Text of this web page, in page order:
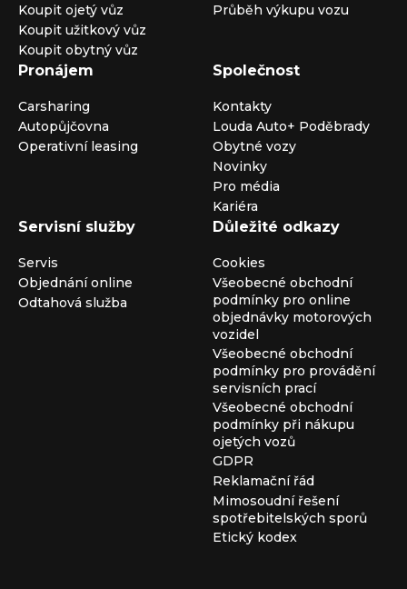
Koupit ojetý vůz
Koupit užitkový vůz
Koupit obytný vůz
Průběh výkupu vozu
Pronájem
Carsharing
Autopůjčovna
Operativní leasing
Společnost
Kontakty
Louda Auto+ Poděbrady
Obytné vozy
Novinky
Pro média
Kariéra
Servisní služby
Servis
Objednání online
Odtahová služba
Důležité odkazy
Cookies
Všeobecné obchodní
podmínky pro online
objednávky motorových
vozidel
Všeobecné obchodní
podmínky pro provádění
servisních prací
Všeobecné obchodní
podmínky při nákupu
ojetých vozů
GDPR
Reklamační řád
Mimosoudní řešení
spotřebitelských sporů
Etický kodex